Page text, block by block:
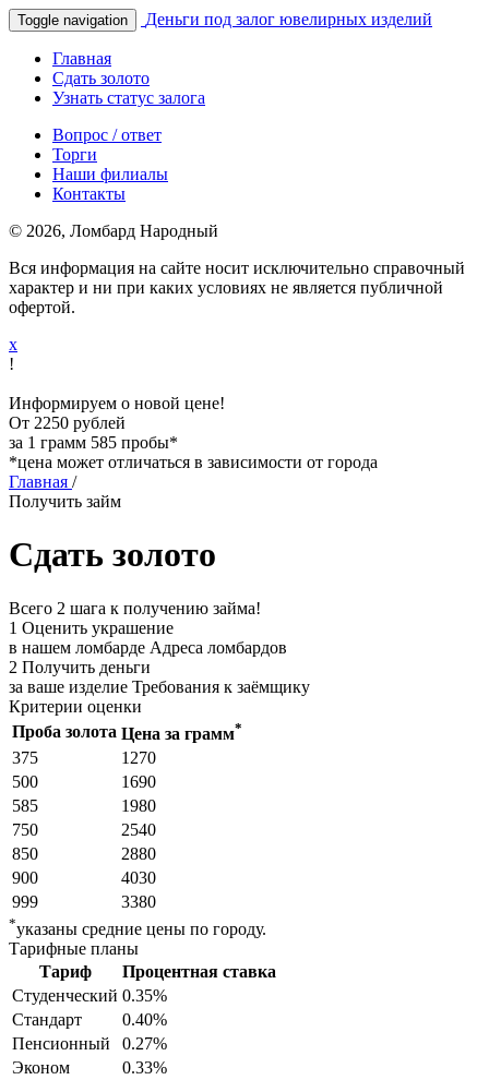
Toggle navigation Деньги под залог ювелирных изделий
Главная
Сдать золото
Узнать статус залога
Вопрос / ответ
Торги
Наши филиалы
Контакты
© 2026, Ломбард Народный
Вся информация на сайте носит исключительно справочный
характер и ни при каких условиях не является публичной
офертой.
x
!
Информируем о новой цене!
От 2250 рублей
за 1 грамм 585 пробы*
*цена может отличаться в зависимости от города
Главная /
Получить займ
Сдать золото
Всего 2 шага к получению займа!
1 Оценить украшение
в нашем ломбарде Адреса ломбардов
2 Получить деньги
за ваше изделие Требования к заёмщику
Критерии оценки
Проба золота Цена за грамм*
375
1270
500
1690
585
1980
750
2540
850
2880
900
4030
999
3380
*указаны средние цены по городу.
Тарифные планы
Тариф
Процентная ставка
Студенческий 0.35%
Стандарт
0.40%
Пенсионный
0.27%
Эконом
0.33%